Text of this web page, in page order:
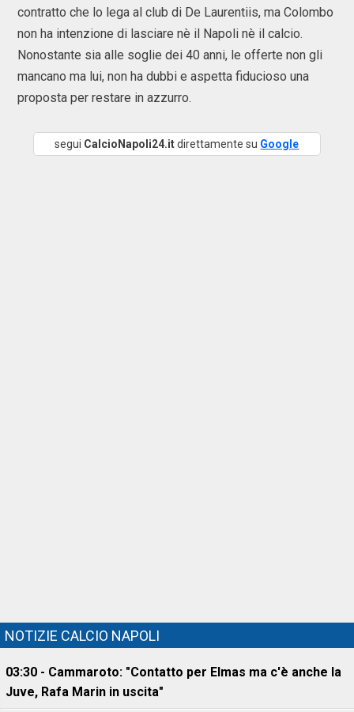
contratto che lo lega al club di De Laurentiis, ma Colombo
non ha intenzione di lasciare nè il Napoli nè il calcio.
Nonostante sia alle soglie dei 40 anni, le offerte non gli
mancano ma lui, non ha dubbi e aspetta fiducioso una
proposta per restare in azzurro.
segui CalcioNapoli24.itdirettamente su Google
NOTIZIE CALCIO NAPOLI
03:30 - Cammaroto: "Contatto per Elmas ma c'è anche la
Juve, Rafa Marin in uscita"